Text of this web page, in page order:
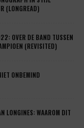
(LONGREAD)
OVER DE BAND TUSSEN
(REVISITED)
ONBEMIND
LONGINES: WAAROM DIT